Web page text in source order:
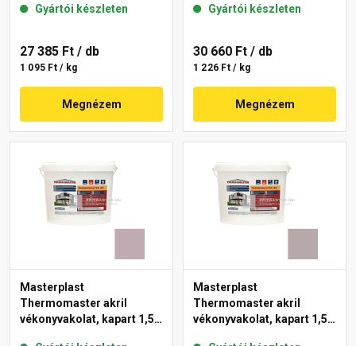
Gyártói készleten
27 385 Ft / db
1 095 Ft / kg
Megnézem
Gyártói készleten
30 660 Ft / db
1 226 Ft / kg
Megnézem
Masterplast
Thermomaster akril
vékonyvakolat, kapart 1,5
Masterplast
Thermomaster akril
vékonyvakolat, kapart 1,5